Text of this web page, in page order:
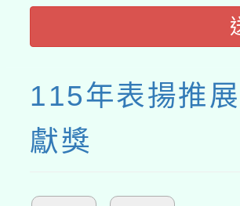
115年表揚推
獻獎